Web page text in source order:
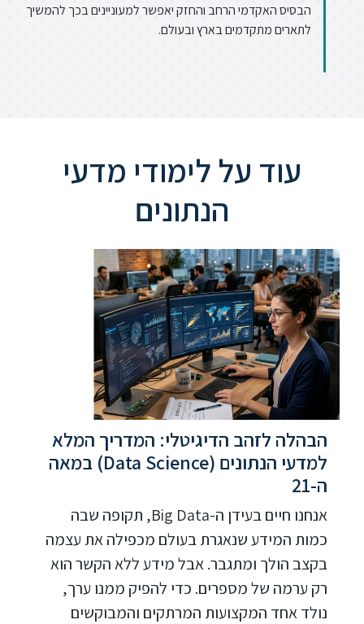
הבסיס האקדמי הרחב והחזק יאפשר למעוניינים בכך להמשיך
לתארים מתקדמים בארץ ובעולם.
עוד על לימודי מדעי
הנתונים
הבהלה לזהב הדיגיטלי: המדריך המלא
למדעי הנתונים (Data Science) במאה
ה-21
אנחנו חיים בעידן ה-Big Data, תקופה שבה
כמות המידע שנאגרת בעולם מכפילה את עצמה
בקצב הולך ומתגבר. אבל מידע ללא הקשר הוא
רק ערמה של מספרים. כדי להפיק ממנו ערך,
נולד אחד המקצועות המרתקים והמבוקשים